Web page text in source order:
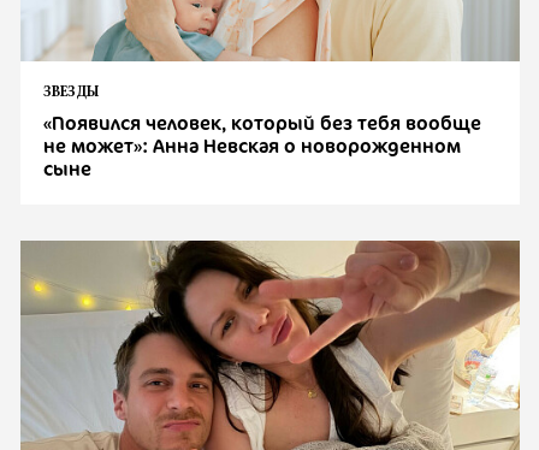
ЗВЕЗДЫ
«Появился человек, который без тебя вообще
не может»: Анна Невская о новорожденном
сыне